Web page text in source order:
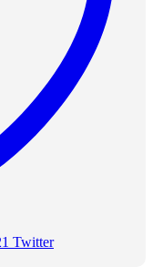
Twitter